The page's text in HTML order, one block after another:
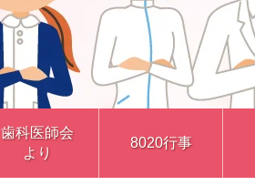
歯科医師会
より
8020行事